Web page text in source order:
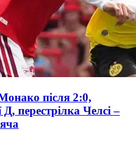
після 2:0,
перестрілка Челсі –